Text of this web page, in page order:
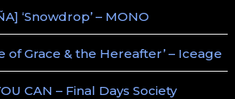
‘Snowdrop’ – MONO
of Grace & the Hereafter’ – Iceage
CAN – Final Days Society